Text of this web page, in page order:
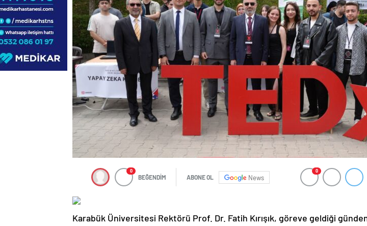
0
BEĞENDİM ABONE OL News
0
Karabük Üniversitesi Rektörü Prof. Dr. Fatih Kırışık, göreve geldiği